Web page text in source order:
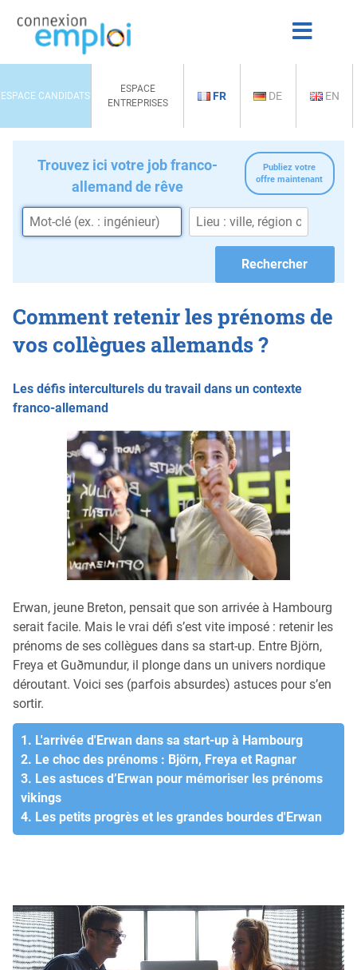
ESPACE CANDIDATS
ESPACE
ENTREPRISES
FR DE EN
Publiez votre
offre maintenant
Trouvez ici votre job franco-
allemand de rêve
Comment retenir les prénoms de
vos collègues allemands ?
Les défis interculturels du travail dans un contexte
franco-allemand
Erwan, jeune Breton, pensait que son arrivée à Hambourg
serait facile. Mais le vrai défi s’est vite imposé : retenir les
prénoms de ses collègues dans sa start-up. Entre Björn,
Freya et Guðmundur, il plonge dans un univers nordique
déroutant. Voici ses (parfois absurdes) astuces pour s’en
sortir.
1. L'arrivée d'Erwan dans sa start-up à Hambourg
2. Le choc des prénoms : Björn, Freya et Ragnar
3. Les astuces d’Erwan pour mémoriser les prénoms
vikings
4. Les petits progrès et les grandes bourdes d'Erwan